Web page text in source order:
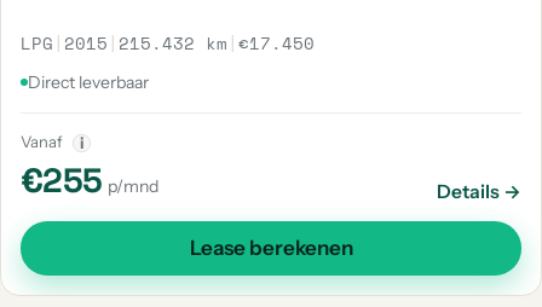
LPG | 2015 | 215.432 km |€17.450
Direct leverbaar
Vanaf i
€255 p/mnd Details →
Lease berekenen